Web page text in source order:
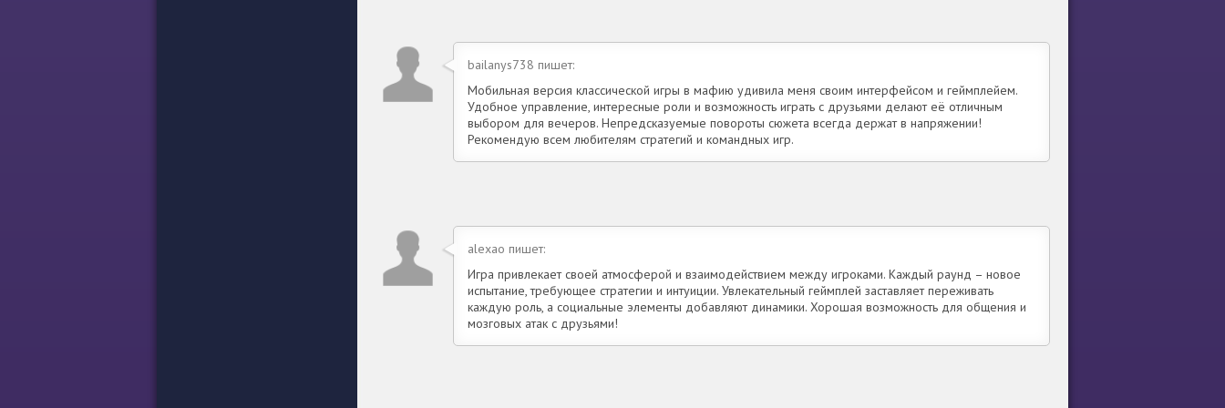
bailanys738 пишет:
Мобильная версия классической игры в мафию удивила меня своим интерфейсом и геймплейем.
Удобное управление, интересные роли и возможность играть с друзьями делают её отличным
выбором для вечеров. Непредсказуемые повороты сюжета всегда держат в напряжении!
Рекомендую всем любителям стратегий и командных игр.
alexao пишет:
Игра привлекает своей атмосферой и взаимодействием между игроками. Каждый раунд – новое
испытание, требующее стратегии и интуиции. Увлекательный геймплей заставляет переживать
каждую роль, а социальные элементы добавляют динамики. Хорошая возможность для общения и
мозговых атак с друзьями!